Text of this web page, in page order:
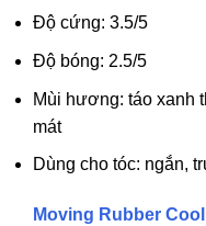
Độ cứng: 3.5/5
Độ bóng: 2.5/5
Mùi hương: táo xanh
mát
Dùng cho tóc: ngắn,
Moving Rubber